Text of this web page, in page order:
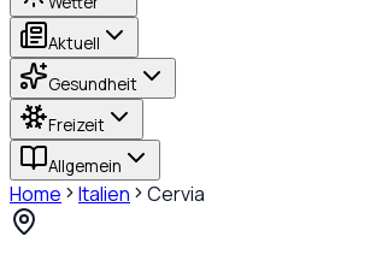
Aktuell
Gesundheit
Freizeit
Allgemein
Home Italien Cervia